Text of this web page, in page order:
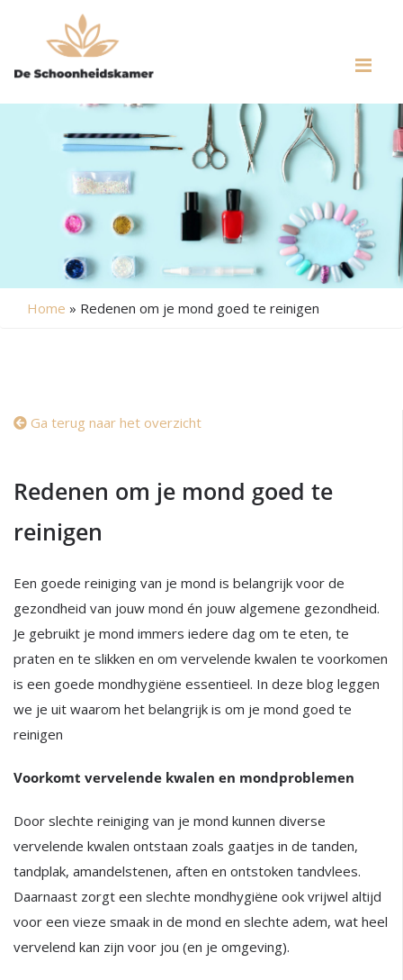
Home » Redenen om je mond goed te reinigen
Ga terug naar het overzicht
Redenen om je mond goed te
reinigen
Een goede reiniging van je mond is belangrijk voor de
gezondheid van jouw mond én jouw algemene gezondheid.
Je gebruikt je mond immers iedere dag om te eten, te
praten en te slikken en om vervelende kwalen te voorkomen
is een goede mondhygiëne essentieel. In deze blog leggen
we je uit waarom het belangrijk is om je mond goed te
reinigen
Voorkomt vervelende kwalen en mondproblemen
Door slechte reiniging van je mond kunnen diverse
vervelende kwalen ontstaan zoals gaatjes in de tanden,
tandplak, amandelstenen, aften en ontstoken tandvlees.
Daarnaast zorgt een slechte mondhygiëne ook vrijwel altijd
voor een vieze smaak in de mond en slechte adem, wat heel
vervelend kan zijn voor jou (en je omgeving).